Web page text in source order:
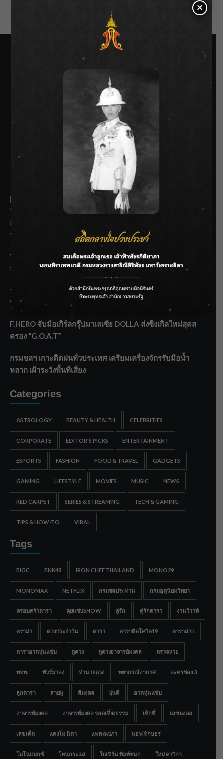
SIAMRATH VARIETY
THE BEST ENTERTAINMENT
Recent Posts
กรมชลฯ รับฟังประชาชน ติดตามแก้ปัญหาโครงการประตู
ระบายน้ำศรีสองรักฯ
‘แมน การิน’ แชร์ความเชื่อชวนคิด! “อยากกินอะไรหลังจาก
ลาโลกนี้ ให้ใส่บาตรสิ่งนั้นไว้ตอนยังมีชีวิต”
ราชเลขานุการในพระองค์ฯ ติดตามโครงการหุบกะพง–ห้วย
ทรายใต้ เสริมความมั่นคงน้ำเพชรบุรี
F.HERO จับมือเกิร์ลกรุ๊ปมาเลเซีย DOLLA ส่งซิงเกิลใหม่สุดส
ตรอง “G.O.A.T”
กรมชลฯ เกาะติดฝนทั่วประเทศ เตรียมเครื่องจักรรับมือน้ำ
หลาก เฝ้าระวังพื้นที่เสี่ยง
Categories
ASTROLOGY BEAUTY & HEALTH CELEBRITIES
CORPORATE EDITOR'S PICKS ENTERTAINMENT
ESPORTS FASHION FOOD & TRAVEL GADGETS
GAMING LIFESTYLE MOVIES MUSIC NEWS
RED CARPET SERIES & STREAMING TECH & GAMING
TIPS & HOW-TO VIRAL
Tags
BIGC BNK48 IRON CHEF THAILAND MONO29
MONOMAX NETFLIX กรมชลประทาน กรมอุตุนิยมวิทยา
ครอบครัวดารา คุยแซ่บSHOW คู่รัก คู่รักดารา งานวิวาห์
ดราม่า ดวงประจำวัน ดารา ดาราติดโควิด19 ดาราสาว
ดาราอวดหุ่นแซ่บ ดูดวง ดูดวงอาจารย์มงคล ตรวจหวย
ททท. ทัวร์มาลง ทำนายดวง พยากรณ์อากาศ ละครช่อง 3
ลูกดารา สายมู สีมงคล หุ่นดี อวดหุ่นแซ่บ
อาจารย์มงคล อาจารย์มงคล รอดเที่ยงธรรม เซ็กซี่ เลขมงคล
เลขเด็ด แตงโม นิดา แพท ณปภา แอฟ ทักษอร
โมโนแมกซ์ โหนกระแส ใบเฟิร์น พิมพ์ชนก ใหม่ ดาวิกา
×